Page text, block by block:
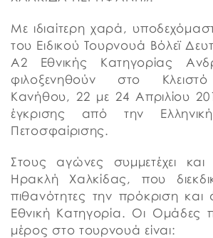
Με ιδιαίτερη χαρά,
του Ειδικού Τουρνουά Βόλεϊ
Α2 Εθνικής Κατηγορίας
φιλοξενηθούν στο
Κανήθου, 22 με 24 Απριλίου
έγκρισης από την
Πετοσφαίρισης.
Στους αγώνες συμμετέχει
Ηρακλή Χαλκίδας, που
πιθανότητες την πρόκριση
Εθνική Κατηγορία. Οι
μέρος στο τουρνουά είναι: